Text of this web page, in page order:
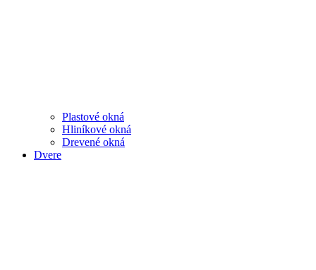
Plastové okná
Hliníkové okná
Drevené okná
Dvere